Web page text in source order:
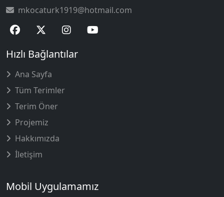
mkocaturk1919@hotmail.com
Hızlı Bağlantılar
Ana Sayfa
Tüm Terimler
Terim Öner
Projemiz
Hakkımızda
İletişim
Mobil Uygulamamız